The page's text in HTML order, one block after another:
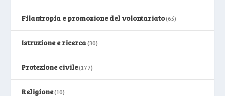
Filantropia e promozione del volontariato(65)
Istruzione e ricerca(30)
Protezione civile(177)
Religione(10)